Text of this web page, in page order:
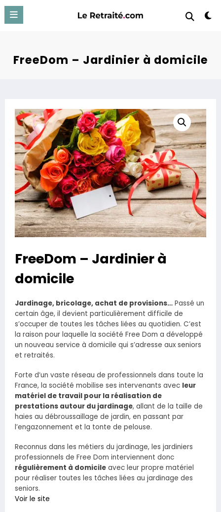
Aller
contenu
FreeDom – Jardinier à domicile
FreeDom – Jardinier à
domicile
Jardinage, bricolage, achat de provisions… Passé un
certain âge, il devient particulièrement difficile de
s’occuper de toutes les tâches liées au quotidien. C’est
la raison pour laquelle la société Free Dom a développé
un nouveau service à domicile qui s’adresse aux seniors
et retraités.
Forte d’un vaste réseau de professionnels dans toute la
France, la société mobilise ses intervenants avec leur
matériel de travail pour la réalisation de
prestations autour du jardinage, allant de la taille de
haies au débroussaillage de jardin, en passant par
l’engazonnement et la tonte de pelouse.
Reconnus dans les métiers du jardinage, les jardiniers
professionnels de Free Dom interviennent donc
régulièrement à domicile avec leur propre matériel
pour réaliser toutes les tâches liées au jardinage des
seniors.
Voir le site